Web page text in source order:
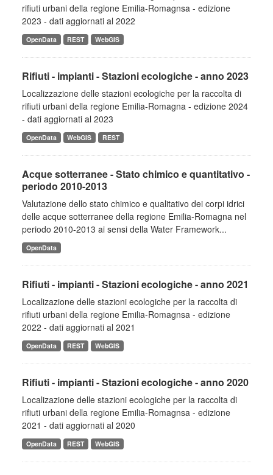
rifiuti urbani della regione Emilia-Romagnsa - edizione
2023 - dati aggiornati al 2022
OpenData REST WebGIS
Rifiuti - impianti - Stazioni ecologiche - anno 2023
Localizzazione delle stazioni ecologiche per la raccolta di
rifiuti urbani della regione Emilia-Romagna - edizione 2024
- dati aggiornati al 2023
OpenData WebGIS REST
Acque sotterranee - Stato chimico e quantitativo -
periodo 2010-2013
Valutazione dello stato chimico e qualitativo dei corpi idrici
delle acque sotterranee della regione Emilia-Romagna nel
periodo 2010-2013 ai sensi della Water Framework...
OpenData
Rifiuti - impianti - Stazioni ecologiche - anno 2021
Localizazione delle stazioni ecologiche per la raccolta di
rifiuti urbani della regione Emilia-Romagnsa - edizione
2022 - dati aggiornati al 2021
OpenData REST WebGIS
Rifiuti - impianti - Stazioni ecologiche - anno 2020
Localizazione delle stazioni ecologiche per la raccolta di
rifiuti urbani della regione Emilia-Romagnsa - edizione
2021 - dati aggiornati al 2020
OpenData REST WebGIS